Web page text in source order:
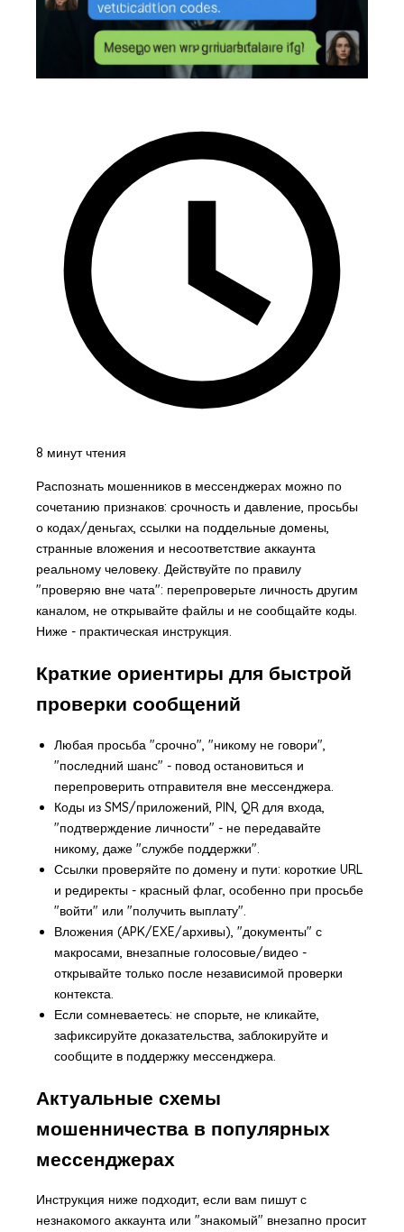
8 минут чтения
Распознать мошенников в мессенджерах можно по
сочетанию признаков: срочность и давление, просьбы
о кодах/деньгах, ссылки на поддельные домены,
странные вложения и несоответствие аккаунта
реальному человеку. Действуйте по правилу
"проверяю вне чата": перепроверьте личность другим
каналом, не открывайте файлы и не сообщайте коды.
Ниже - практическая инструкция.
Краткие ориентиры для быстрой
проверки сообщений
Любая просьба "срочно", "никому не говори",
"последний шанс" - повод остановиться и
перепроверить отправителя вне мессенджера.
Коды из SMS/приложений, PIN, QR для входа,
"подтверждение личности" - не передавайте
никому, даже "службе поддержки".
Ссылки проверяйте по домену и пути: короткие URL
и редиректы - красный флаг, особенно при просьбе
"войти" или "получить выплату".
Вложения (APK/EXE/архивы), "документы" с
макросами, внезапные голосовые/видео -
открывайте только после независимой проверки
контекста.
Если сомневаетесь: не спорьте, не кликайте,
зафиксируйте доказательства, заблокируйте и
сообщите в поддержку мессенджера.
Актуальные схемы
мошенничества в популярных
мессенджерах
Инструкция ниже подходит, если вам пишут с
незнакомого аккаунта или "знакомый" внезапно просит